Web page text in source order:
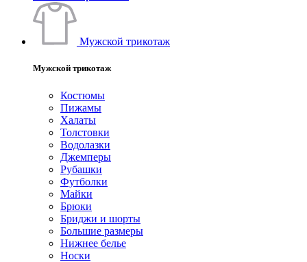
Мужской трикотаж
Мужской трикотаж
Костюмы
Пижамы
Халаты
Толстовки
Водолазки
Джемперы
Рубашки
Футболки
Майки
Брюки
Бриджи и шорты
Большие размеры
Нижнее белье
Носки